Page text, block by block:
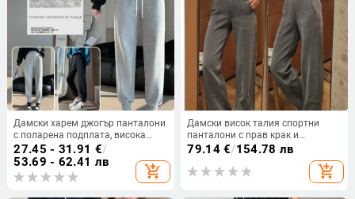
Дамски харем джогър панталони
с поларена подплата, висока
талия, свободен крой, драпиращ
силует, спортно-ежедневни,
cropped дължина
27.45 - 31.91 €/
53.69 - 62.41 лв
add_shopping_cart
Дамски висок талия спортни
панталони с прав крак и
централен шев, ежедневен стил
79.14€/154.78 лв
add_shopping_cart